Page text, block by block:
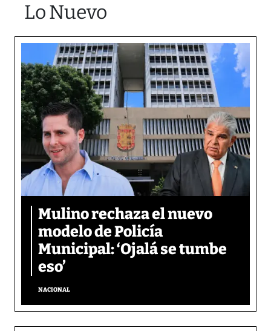
Lo Nuevo
Mulino rechaza el nuevo
modelo de Policía
Municipal: ‘Ojalá se tumbe
eso’
NACIONAL